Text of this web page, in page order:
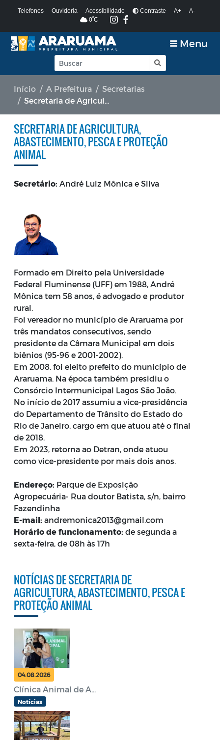
Telefones Ouvidoria Acessibilidade Contraste A+
A-
0ºC
Menu
Início A Prefeitura
Secretarias
Secretaria de Agricultura, Abastecimento, Pesca e Proteção Animal
SECRETARIA DE AGRICULTURA,
ABASTECIMENTO, PESCA E PROTEÇÃO
ANIMAL
Secretário: André Luiz Mônica e Silva
Formado em Direito pela Universidade
Federal Fluminense (UFF) em 1988, André
Mônica tem 58 anos, é advogado e produtor
rural.
Foi vereador no município de Araruama por
três mandatos consecutivos, sendo
presidente da Câmara Municipal em dois
biênios (95-96 e 2001-2002).
Em 2008, foi eleito prefeito do município de
Araruama. Na época também presidiu o
Consórcio Intermunicipal Lagos São João.
No início de 2017 assumiu a vice-presidência
do Departamento de Trânsito do Estado do
Rio de Janeiro, cargo em que atuou até o final
de 2018.
Em 2023, retorna ao Detran, onde atuou
como vice-presidente por mais dois anos.
Endereço: Parque de Exposição
Agropecuária- Rua doutor Batista, s/n, bairro
Fazendinha
E-mail: andremonica2013@gmail.com
Horário de funcionamento: de segunda a
sexta-feira, de 08h às 17h
NOTÍCIAS DE SECRETARIA DE
AGRICULTURA, ABASTECIMENTO, PESCA E
PROTEÇÃO ANIMAL
04.08.2026
Clínica Animal de A...
Notícias